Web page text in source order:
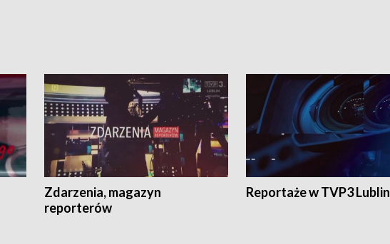
Zdarzenia, magazyn
reporterów
Reportaże w TVP3 Lublin